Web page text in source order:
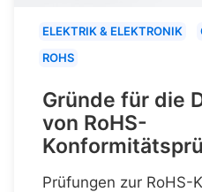
ELEKTRIK & ELEKTRONIK
ROHS
Gründe für die
von RoHS-
Prüfungen zur RoHS-